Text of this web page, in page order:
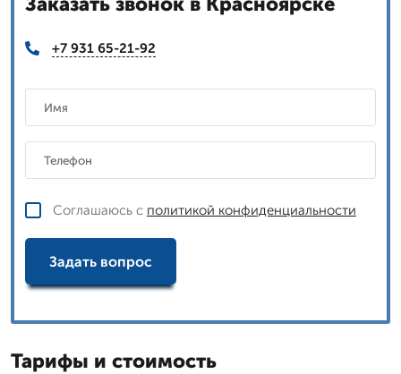
+7 931 65-21-92
Соглашаюсь с политикой конфиденциальности
Задать вопрос
Тарифы и стоимость